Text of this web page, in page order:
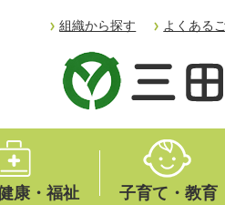
組織から探す よくある
康・福祉 子育て・教育